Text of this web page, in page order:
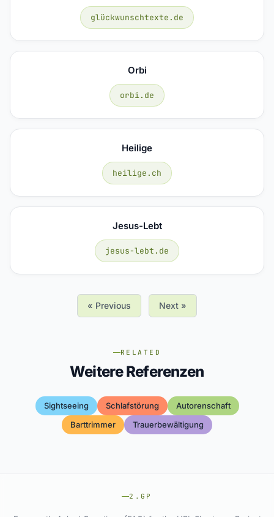
glückwunschtexte.de
Orbi
orbi.de
Heilige
heilige.ch
Jesus-Lebt
jesus-lebt.de
« Previous Next »
RELATED
Weitere Referenzen
Sightseeing Schlafstörung
Autorenschaft
Barttrimmer
Trauerbewältigung
2.GP